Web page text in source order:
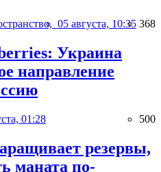
05 августа, 10:35 368
Украина
направление
01:28 500
резервы,
маната по-